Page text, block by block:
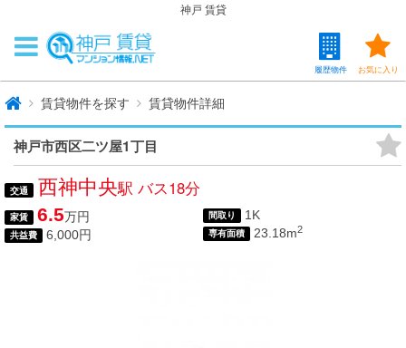
神戸 賃貸
お気に入り
履歴物件
賃貸物件を探す 賃貸物件詳細
神戸市西区二ツ屋1丁目
交通 西神中央駅 バス18分
家賃 6.5万円
共益費 6,000円
間取り 1K
専有面積 23.18m2